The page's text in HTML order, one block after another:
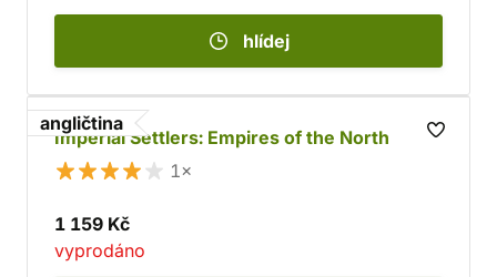
hlídej
angličtina
Imperial Settlers: Empires of the North
1×
1 159 Kč
vyprodáno